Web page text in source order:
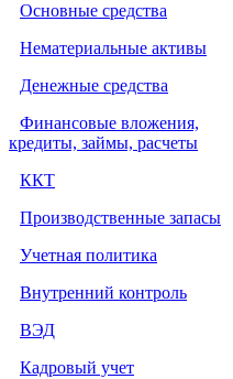
Основные средства
Нематериальные активы
Денежные средства
Финансовые вложения,
кредиты, займы, расчеты
ККТ
Производственные запасы
Учетная политика
Внутренний контроль
ВЭД
Кадровый учет